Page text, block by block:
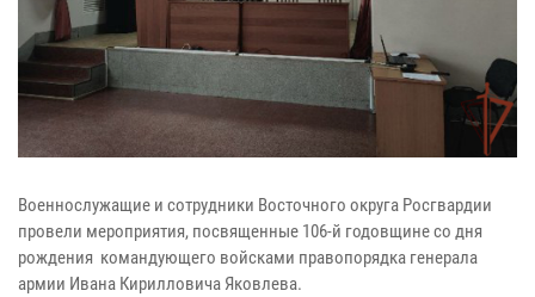
Военнослужащие и сотрудники Восточного округа Росгвардии
провели мероприятия, посвященные 106-й годовщине со дня
рождения командующего войсками правопорядка генерала
армии Ивана Кирилловича Яковлева.